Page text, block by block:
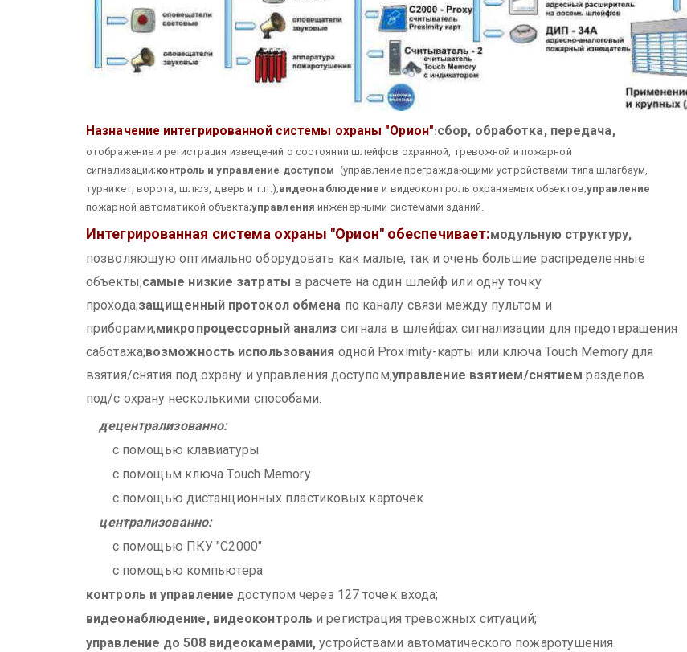
Назначение интегрированной системы охраны "Орион":сбор, обработка, передача,
отображение и регистрация извещений о состоянии шлейфов охранной, тревожной и пожарной
сигнализации;контроль и управление доступом (управление преграждающими устройствами типа шлагбаум,
турникет, ворота, шлюз, дверь и т.п.);видеонаблюдение и видеоконтроль охраняемых объектов;управление
пожарной автоматикой объекта;управления инженерными системами зданий.
Интегрированная система охраны "Орион" обеспечивает:модульную структуру,
позволяющую оптимально оборудовать как малые, так и очень большие распределенные
объекты;самые низкие затраты в расчете на один шлейф или одну точку
прохода;защищенный протокол обмена по каналу связи между пультом и
приборами;микропроцессорный анализ сигнала в шлейфах сигнализации для предотвращения
саботажа;возможность использования одной Proximity-карты или ключа Touch Memory для
взятия/снятия под охрану и управления доступом;управление взятием/снятием разделов
под/c охрану несколькими способами:
децентрализованно:
с помощью клавиатуры
с помощьм ключа Touch Memory
с помощью дистанционных пластиковых карточек
централизованно:
с помощью ПКУ "С2000"
с помощью компьютера
контроль и управление доступом через 127 точек входа;
видеонаблюдение, видеоконтроль и регистрация тревожных ситуаций;
управление до 508 видеокамерами, устройствами автоматического пожаротушения.